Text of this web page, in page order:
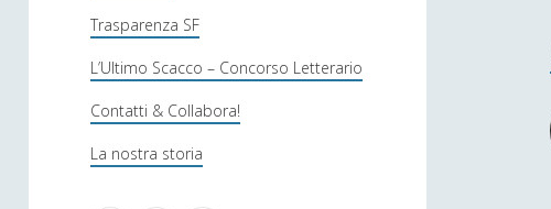
o
s
o
f
Trasparenza SF
L’Ultimo Scacco – Concorso Letterario
Contatti & Collabora!
La nostra storia